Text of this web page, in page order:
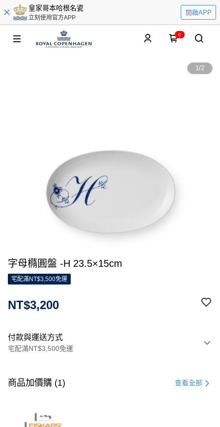
皇家哥本哈根名瓷
立刻使用官方APP
開啟APP
0
1/2
字母橢圓盤 -H 23.5×15cm
宅配滿NT$3,500免運
NT$3,200
付款與運送方式
宅配滿NT$3,500免運
信用卡一次付款
3 期 0 利率 每期
商品加價購 (1) 查看全部